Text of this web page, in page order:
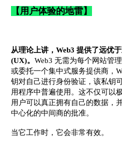
【用户体验的地雷】
从理论上讲，Web3 提供了远优
(UX)。Web3 无需为每个网站管
或委托一个集中式服务提供商，
钥对自己进行身份验证，该私钥
用程序中普遍使用。这不仅可以
用户可以真正拥有自己的数据，
中心化的中间商的批准。
当它工作时，它会非常有效。